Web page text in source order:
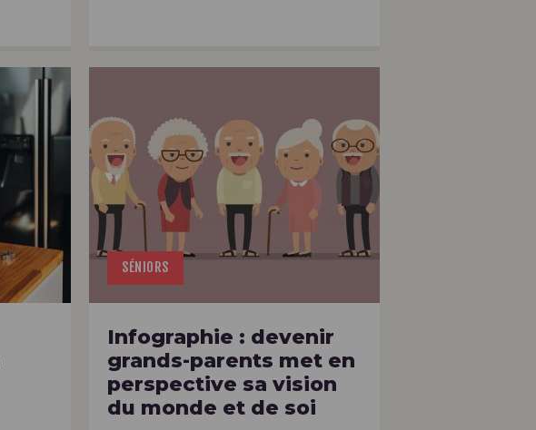
SÉNIORS
Infographie : devenir
grands-parents met en
perspective sa vision
du monde et de soi